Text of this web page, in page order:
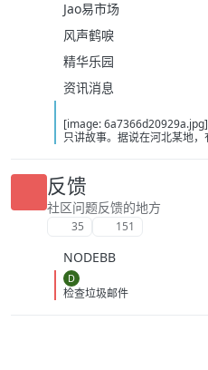
Jao易市场
风声鹤唳
精华乐园
资讯消息
[image: 6a7366d20929a.jpg]
只讲故事。据说在河北某地
缘由。于不仁到底有什么特殊
的谜团渐渐被解开…… 【下载
https://pan.baidu.com/s/
夸克：https://pan.quark.cn/
https://yun.139.com/
反馈
社区问题反馈的地方
35 151
NODEBB
D
检查垃圾邮件